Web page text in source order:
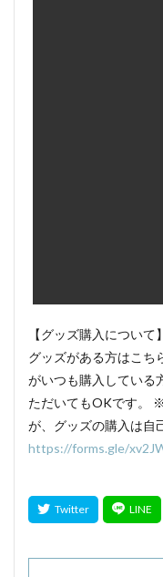
【グッズ購入につい
グッズがある方はこち
がいつも購入している
ただいてもOKです。
が、グッズの購入は自
https://forms.gle/